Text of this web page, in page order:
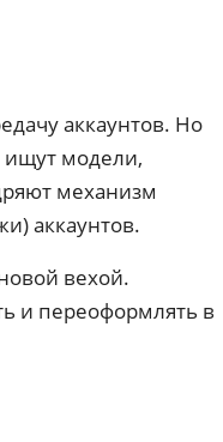
аккаунтов. Но
ищут модели,
механизм
аккаунтов.
вехой.
и переоформлять в